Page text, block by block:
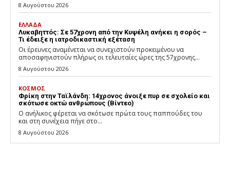
8 Αυγούστου 2026
ΕΛΛΑΔΑ
Λυκαβηττός: Σε 57χρονη από την Κυψέλη ανήκει η σορός –
Τι έδειξε η ιατροδικαστική εξέταση
Οι έρευνες αναμένεται να συνεχιστούν προκειμένου να
αποσαφηνιστούν πλήρως οι τελευταίες ώρες της 57χρονης...
8 Αυγούστου 2026
ΚΟΣΜΟΣ
Φρίκη στην Ταϊλάνδη: 14χρονος άνοιξε πυρ σε σχολείο και
σκότωσε οκτώ ανθρώπους (Βίντεο)
Ο ανήλικος φέρεται να σκότωσε πρώτα τους παππούδες του
και στη συνέχεια πήγε στο...
8 Αυγούστου 2026